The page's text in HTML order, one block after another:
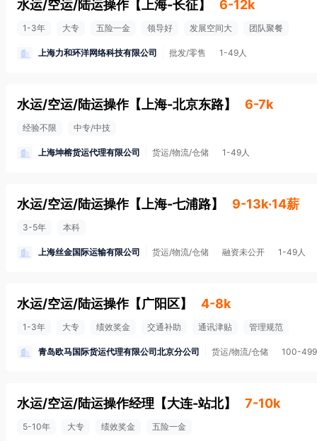
水运/空运/陆运操作 【 上海-长征】 6-12k
1-3年 大专 五险一金 领导好 发展空间大 团队聚餐
上海力和环洋网络科技有限公司 批发/零售 1-49人
水运/空运/陆运操作 【 上海-北京东路】 6-7k
经验不限 中专/中技
上海坤榕货运代理有限公司 货运/物流/仓储 1-49人
水运/空运/陆运操作 【 上海-七浦路】 9-13k·14薪
3-5年 本科
上海丝金国际运输有限公司 货运/物流/仓储 融资未公开 1-49人
水运/空运/陆运操作 【广阳区】 4-8k
1-3年 大专 绩效奖金 交通补助 通讯津贴 管理规范
青岛欧马国际货运代理有限公司北京分公司 货运/物流/仓储 100-
水运/空运/陆运操作经理 【大连-站北】 7-10k
5-10年 大专 绩效奖金 五险一金